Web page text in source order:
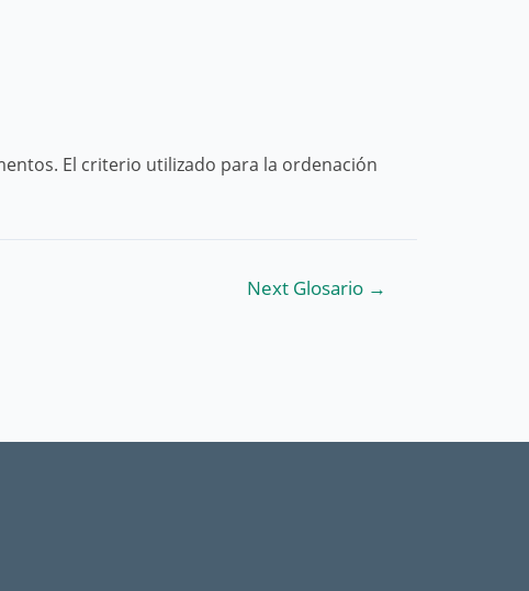
El criterio utilizado para la ordenación
Next Glosario →